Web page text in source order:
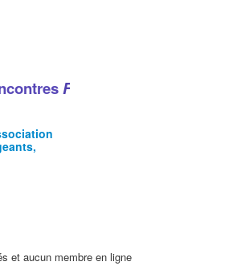
F
et aucun membre en ligne